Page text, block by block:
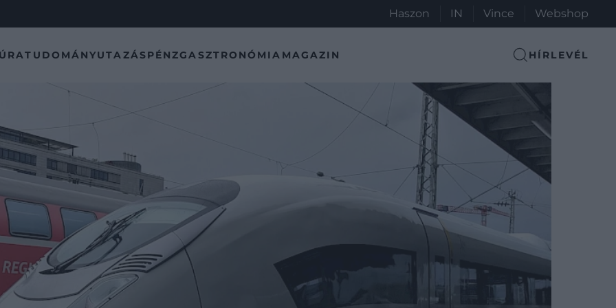
Haszon IN Vince Webshop
TUDOMÁNYUTAZÁSPÉNZGASZTRONÓMIA MAGAZIN HÍRLEVÉL